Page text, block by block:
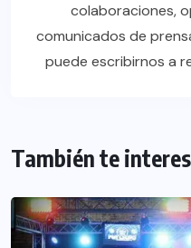
colaboraciones,
comunicados de
puede escribirnos a
También te